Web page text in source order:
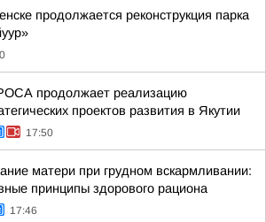
продолжается реконструкция парка
продолжает реализацию
проектов развития в Якутии
17:50
матери при грудном вскармливании:
принципы здорового рациона
17:46